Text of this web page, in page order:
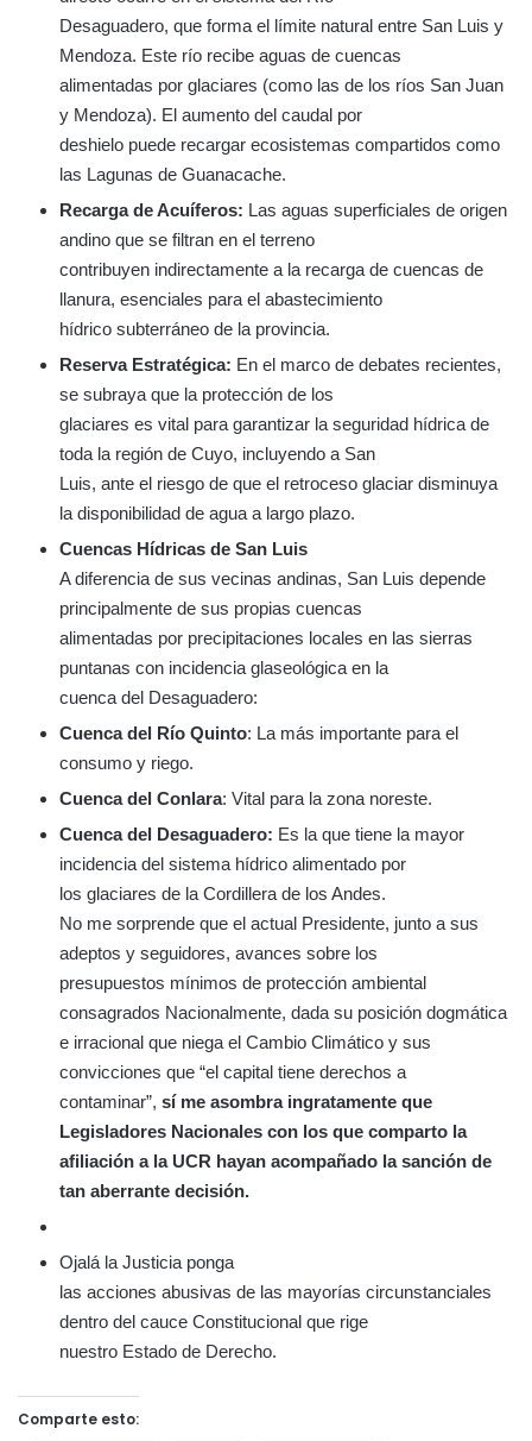
Desaguadero, que forma el límite natural entre San Luis y
Mendoza. Este río recibe aguas de cuencas
alimentadas por glaciares (como las de los ríos San Juan
y Mendoza). El aumento del caudal por
deshielo puede recargar ecosistemas compartidos como
las Lagunas de Guanacache.
Recarga de Acuíferos: Las aguas superficiales de origen
andino que se filtran en el terreno
contribuyen indirectamente a la recarga de cuencas de
llanura, esenciales para el abastecimiento
hídrico subterráneo de la provincia.
Reserva Estratégica: En el marco de debates recientes,
se subraya que la protección de los
glaciares es vital para garantizar la seguridad hídrica de
toda la región de Cuyo, incluyendo a San
Luis, ante el riesgo de que el retroceso glaciar disminuya
la disponibilidad de agua a largo plazo.
Cuencas Hídricas de San Luis
A diferencia de sus vecinas andinas, San Luis depende
principalmente de sus propias cuencas
alimentadas por precipitaciones locales en las sierras
puntanas con incidencia glaseológica en la
cuenca del Desaguadero:
Cuenca del Río Quinto: La más importante para el
consumo y riego.
Cuenca del Conlara: Vital para la zona noreste.
Cuenca del Desaguadero: Es la que tiene la mayor
incidencia del sistema hídrico alimentado por
los glaciares de la Cordillera de los Andes.
No me sorprende que el actual Presidente, junto a sus
adeptos y seguidores, avances sobre los
presupuestos mínimos de protección ambiental
consagrados Nacionalmente, dada su posición dogmática
e irracional que niega el Cambio Climático y sus
convicciones que “el capital tiene derechos a
contaminar”, sí me asombra ingratamente que
Legisladores Nacionales con los que comparto la
afiliación a la UCR hayan acompañado la sanción de
tan aberrante decisión.
Ojalá la Justicia ponga
las acciones abusivas de las mayorías circunstanciales
dentro del cauce Constitucional que rige
nuestro Estado de Derecho.
Comparte esto: